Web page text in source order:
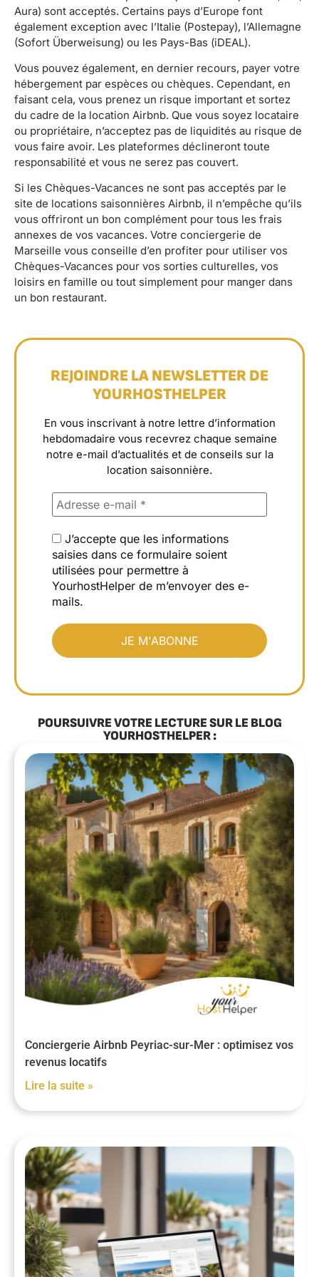
Aura) sont acceptés. Certains pays d’Europe font
également exception avec l’Italie (Postepay), l’Allemagne
(Sofort Überweisung) ou les Pays-Bas (iDEAL).
Vous pouvez également, en dernier recours, payer votre
hébergement par espèces ou chèques. Cependant, en
faisant cela, vous prenez un risque important et sortez
du cadre de la location Airbnb. Que vous soyez locataire
ou propriétaire, n’acceptez pas de liquidités au risque de
vous faire avoir. Les plateformes déclineront toute
responsabilité et vous ne serez pas couvert.
Si les Chèques-Vacances ne sont pas acceptés par le
site de locations saisonnières Airbnb, il n’empêche qu’ils
vous offriront un bon complément pour tous les frais
annexes de vos vacances. Votre conciergerie de
Marseille vous conseille d’en profiter pour utiliser vos
Chèques-Vacances pour vos sorties culturelles, vos
loisirs en famille ou tout simplement pour manger dans
un bon restaurant.
REJOINDRE LA NEWSLETTER DE
YOURHOSTHELPER
En vous inscrivant à notre lettre d’information
hebdomadaire vous recevrez chaque semaine
notre e-mail d’actualités et de conseils sur la
location saisonnière.
J’accepte que les informations
saisies dans ce formulaire soient
utilisées pour permettre à
YourhostHelper de m’envoyer des e-
mails.
POURSUIVRE VOTRE LECTURE SUR LE BLOG
YOURHOSTHELPER :
Conciergerie Airbnb Peyriac-sur-Mer : optimisez vos
revenus locatifs
Lire la suite »